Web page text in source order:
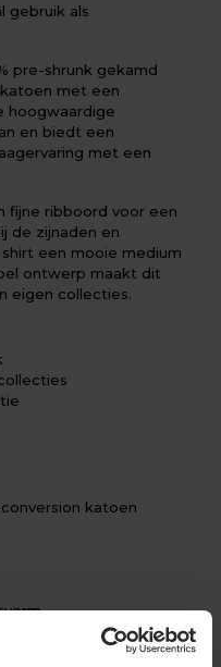
gebruik als
pre-shrunk gekamd
met een
hoogwaardige
en biedt een
met een
fijne ribboord voor een
de zijnaden en
een mooie medium
ontwerp maakt dit
eigen collecties.
katoen